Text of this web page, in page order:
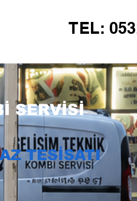
TEL:
SERVİSİ
TESİSATI